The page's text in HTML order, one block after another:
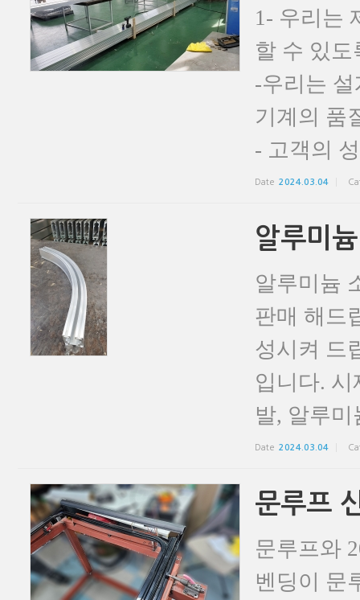
1- 우리는
할 수 있
-우리는
기계의 품
- 고객의
Date 2024.03.04
알루미
알루미늄
판매 해드
성시켜 드
입니다.
발, 알루
Date 2024.03.04
문루프
문루프와
벤딩이 문